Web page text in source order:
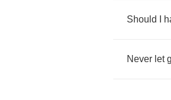
Should
Never let